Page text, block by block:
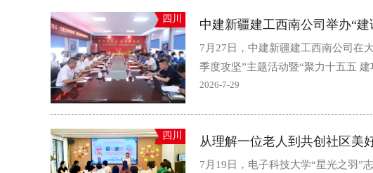
四川
7月27日，中建新疆建工西南公司在
季度攻坚”主题活动暨“聚力十五五
2026-7-29
四川
7月19日，电子科技大学“星光之羽”